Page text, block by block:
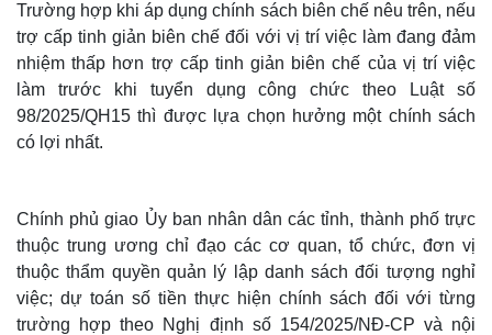
Trường hợp khi áp dụng chính sách biên chế nêu trên, nếu
trợ cấp tinh giản biên chế đối với vị trí việc làm đang đảm
nhiệm thấp hơn trợ cấp tinh giản biên chế của vị trí việc
làm trước khi tuyển dụng công chức theo Luật số
98/2025/QH15 thì được lựa chọn hưởng một chính sách
có lợi nhất.
Chính phủ giao Ủy ban nhân dân các tỉnh, thành phố trực
thuộc trung ương chỉ đạo các cơ quan, tổ chức, đơn vị
thuộc thẩm quyền quản lý lập danh sách đối tượng nghỉ
việc; dự toán số tiền thực hiện chính sách đối với từng
trường hợp theo Nghị định số 154/2025/NĐ-CP và nội